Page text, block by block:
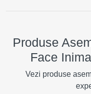
Produse
Face
Vezi produse